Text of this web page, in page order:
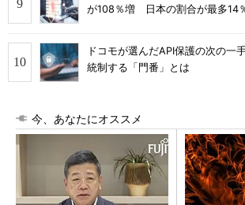
が108％増 日本の割合が最多14
ドコモが選んだAPI保護の次の
統制する「門番」とは
今、あなたにオススメ